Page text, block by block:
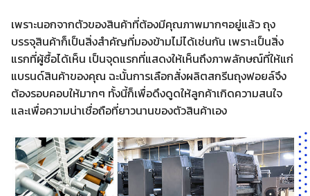
เพราะนอกจากตัวของสินค้าที่ต้องมีคุณภาพมากๆอยู่แล้ว ถุง
บรรจุสินค้าก็เป็นสิ่งสำคัญที่มองข้ามไม่ได้เช่นกัน เพราะเป็นสิ่ง
แรกที่ผู้ซื้อได้เห็น เป็นจุดแรกที่แสดงให้เห็นถึงภาพลักษณ์ที่ให้แก่
แบรนด์สินค้าของคุณ ฉะนั้นการเลือกสั่งผลิตสกรีนถุงฟอยล์จึง
ต้องรอบคอบให้มากๆ ทั้งนี้ก็เพื่อดึงดูดให้ลูกค้าเกิดความสนใจ
และเพื่อความน่าเชื่อถือที่ยาวนานของตัวสินค้าเอง